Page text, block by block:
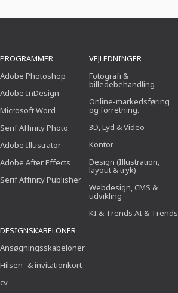
PROGRAMMER
Adobe Photoshop
Adobe InDesign
Microsoft Word
Serif Affinity Photo
Adobe Illustrator
Adobe After Effects
Serif Affinity Publisher
VEJLEDNINGER
Fotografi &
billedebehandling
Online-markedsføring
og forretning.
3D, Lyd & Video
Kontor
Design (Illustration,
layout & tryk)
Webdesign, CMS &
udvikling
KI & Trends AI & Trends
DESIGNSKABELONER
Ansøgningsskabeloner
Hilsen- & invitationkort
cv